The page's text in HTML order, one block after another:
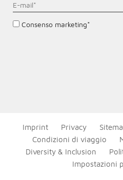
Consenso marketing*
Imprint Privacy
Condizioni di viaggio
Diversity & Inclusion
Impostazioni